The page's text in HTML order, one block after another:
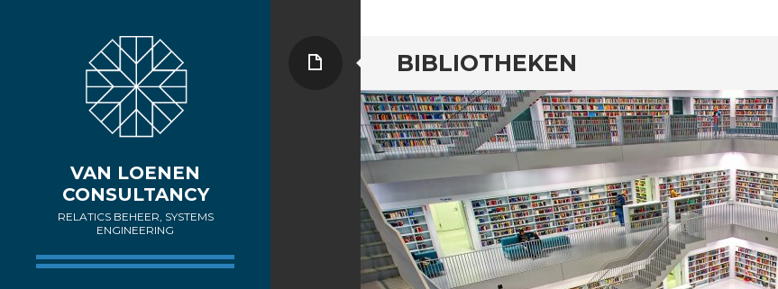
VAN LOENEN
CONSULTANCY
RELATICS BEHEER, SYSTEMS
ENGINEERING
BIBLIOTHEKEN
Pagina